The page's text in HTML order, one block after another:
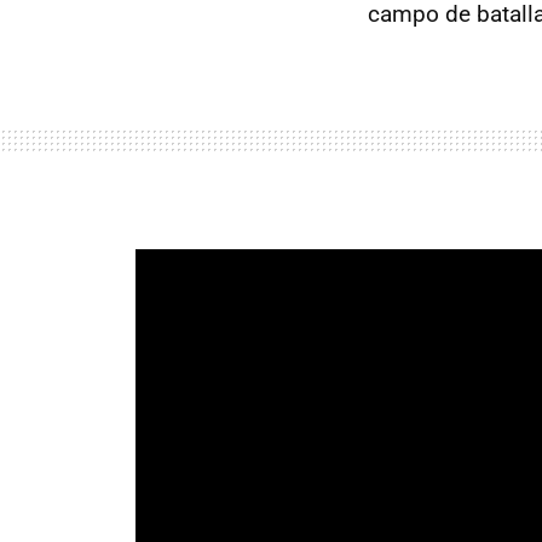
campo de